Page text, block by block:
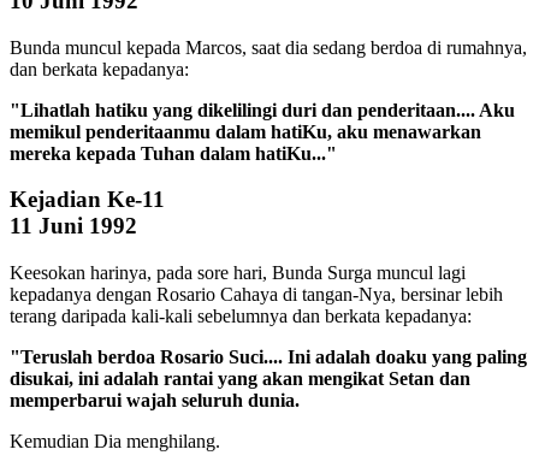
Bunda muncul kepada Marcos, saat dia sedang berdoa di rumahnya,
dan berkata kepadanya:
"Lihatlah hatiku yang dikelilingi duri dan penderitaan.... Aku
memikul penderitaanmu dalam hatiKu, aku menawarkan
mereka kepada Tuhan dalam hatiKu..."
Kejadian Ke-11
11 Juni 1992
Keesokan harinya, pada sore hari, Bunda Surga muncul lagi
kepadanya dengan Rosario Cahaya di tangan-Nya, bersinar lebih
terang daripada kali-kali sebelumnya dan berkata kepadanya:
"Teruslah berdoa Rosario Suci.... Ini adalah doaku yang paling
disukai, ini adalah rantai yang akan mengikat Setan dan
memperbarui wajah seluruh dunia.
Kemudian Dia menghilang.